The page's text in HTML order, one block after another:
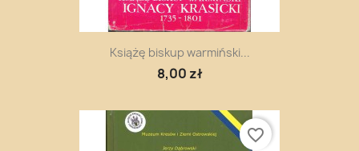
Książę biskup warmiński...
8,00 zł
favorite_border